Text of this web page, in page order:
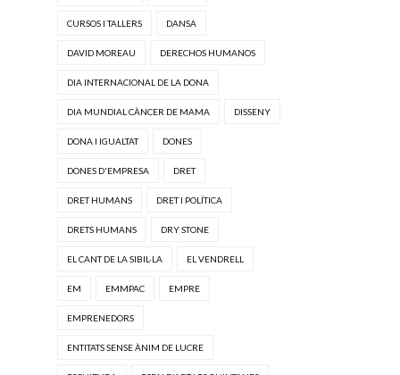
CURSOS I TALLERS DANSA
DAVID MOREAU DERECHOS HUMANOS
DIA INTERNACIONAL DE LA DONA
DIA MUNDIAL CÀNCER DE MAMA DISSENY
DONA I IGUALTAT DONES
DONES D'EMPRESA DRET
DRET HUMANS DRET I POLÍTICA
DRETS HUMANS DRY STONE
EL CANT DE LA SIBIL·LA EL VENDRELL
EM EMMPAC EMPRE
EMPRENEDORS
ENTITATS SENSE ÀNIM DE LUCRE